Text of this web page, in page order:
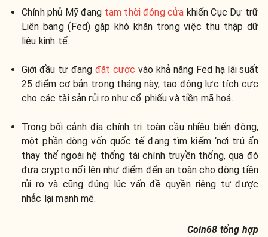
Chính phủ Mỹ đang tạm thời đóng cửa khiến Cục Dự trữ
Liên bang (Fed) gặp khó khăn trong việc thu thập dữ
liệu kinh tế.
Giới đầu tư đang đặt cược vào khả năng Fed hạ lãi suất
25 điểm cơ bản trong tháng này, tạo động lực tích cực
cho các tài sản rủi ro như cổ phiếu và tiền mã hoá.
Trong bối cảnh địa chính trị toàn cầu nhiều biến động,
một phần dòng vốn quốc tế đang tìm kiếm ‘nơi trú ẩn
thay thế ngoài hệ thống tài chính truyền thống, qua đó
đưa crypto nổi lên như điểm đến an toàn cho dòng tiền
rủi ro và cũng đúng lúc vấn đề quyền riêng tư được
nhắc lại mạnh mẽ.
Coin68 tổng hợp